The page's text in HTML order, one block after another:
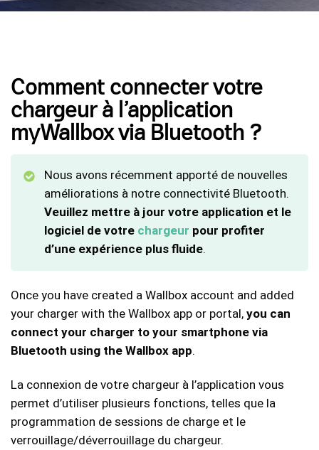
Comment connecter votre
chargeur à l’application
myWallbox via Bluetooth ?
Nous avons récemment apporté de nouvelles
améliorations à notre connectivité Bluetooth.
Veuillez mettre à jour votre application et le
logiciel de votre chargeur pour profiter
d’une expérience plus fluide.
Once you have created a Wallbox account and added
your charger with the Wallbox app or portal,you can
connect your charger to your smartphone via
Bluetooth using the Wallbox app.
La connexion de votre chargeur à l’application vous
permet d’utiliser plusieurs fonctions, telles que la
programmation de sessions de charge et le
verrouillage/déverrouillage du chargeur.